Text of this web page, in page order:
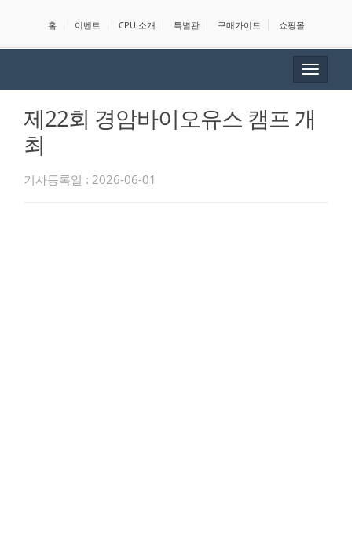
홈 이벤트 CPU 소개 특별관 구매가이드 쇼핑몰
Toggle
제22회 경암바이오유스 캠프 개
최
기사등록일 : 2026-06-01